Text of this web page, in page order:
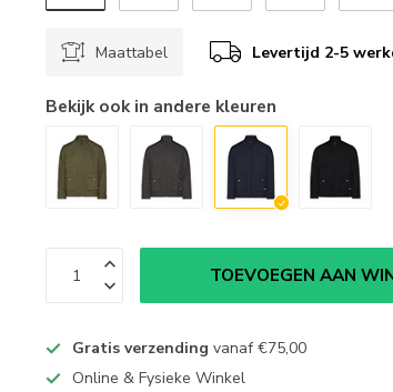
Maattabel Levertijd 2-5
Bekijk ook in andere kleuren
TOEVOEGEN AAN
Gratis verzending vanaf€75,00
Online & Fysieke Winkel